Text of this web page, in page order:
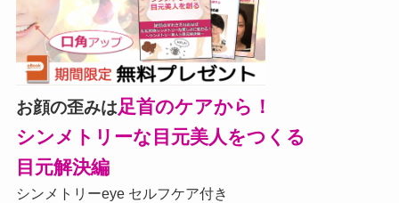
お顔の歪みは足首のケアから！
シンメトリーな目元美人をつくる
目元解決編
シンメトリーeye セルフケア付き